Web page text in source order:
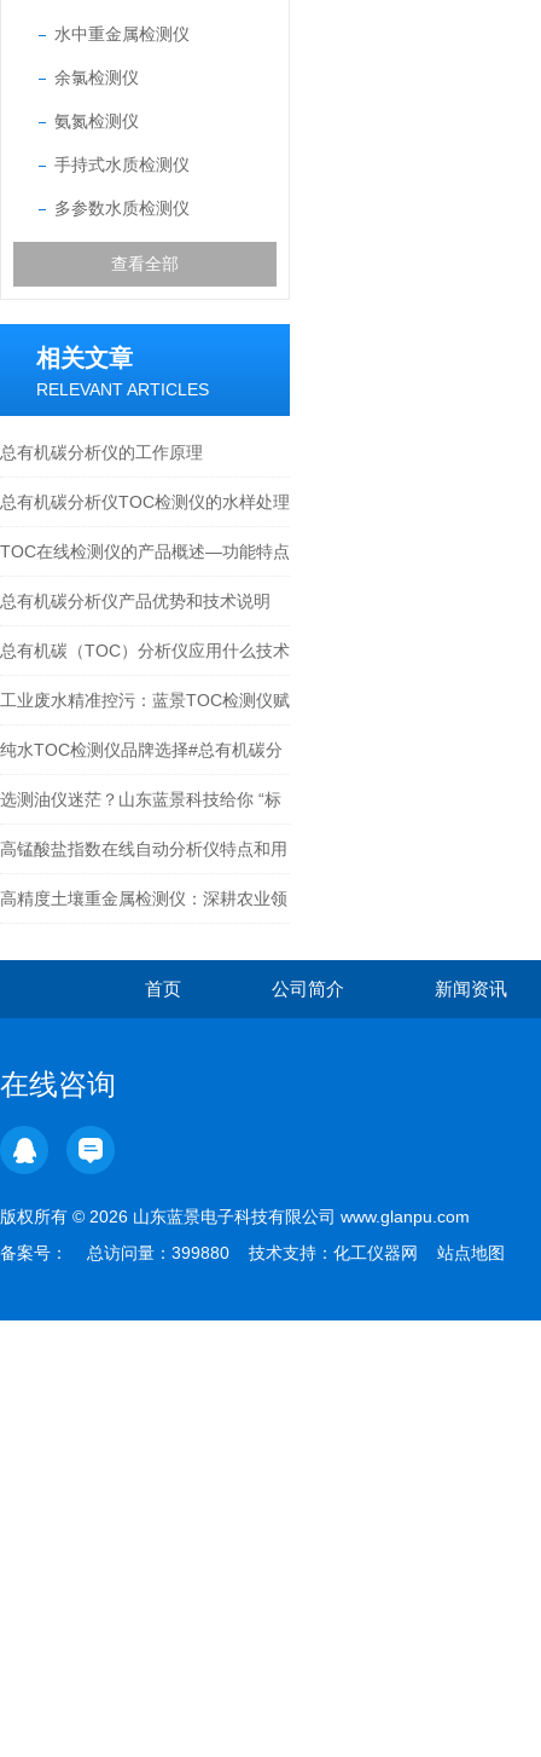
水中重金属检测仪
余氯检测仪
氨氮检测仪
手持式水质检测仪
多参数水质检测仪
查看全部
相关文章
RELEVANT ARTICLES
总有机碳分析仪的工作原理
总有机碳分析仪TOC检测仪的水样处理
标准
TOC在线检测仪的产品概述—功能特点
总有机碳分析仪产品优势和技术说明
总有机碳（TOC）分析仪应用什么技术
测量
工业废水精准控污：蓝景TOC检测仪赋
能绿色制造
纯水TOC检测仪品牌选择#总有机碳分
析仪全新配置
选测油仪迷茫？山东蓝景科技给你 “标
准答案”
高锰酸盐指数在线自动分析仪特点和用
途介绍
高精度土壤重金属检测仪：深耕农业领
首页 公司简介 新闻资讯
在线咨询
版权所有 © 2026 山东蓝景电子科技有限公司 www.glanpu.com
备案号：
总访问量：399880 技术支持： 化工仪器网 站点地图